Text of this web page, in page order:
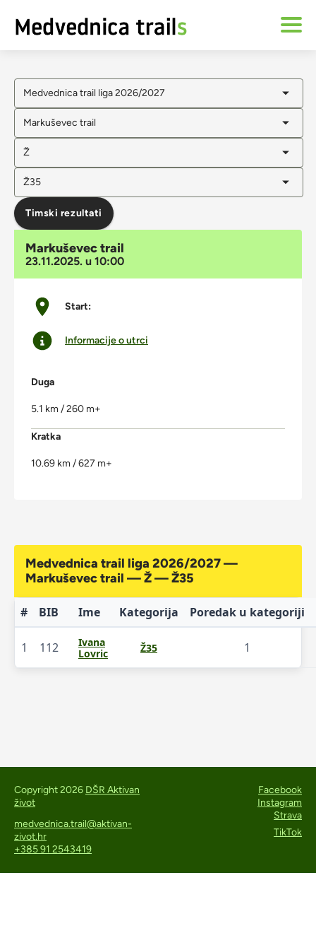
Medvednica trail liga 2026/2027
Markuševec trail
Ž
Ž35
Timski rezultati
Markuševec trail
23.11.2025. u 10:00
Start:
Informacije o utrci
Duga
5.1 km / 260 m+
Kratka
10.69 km / 627 m+
Medvednica trail liga 2026/2027 —
Markuševec trail — Ž — Ž35
# BIB Ime Kategorija Poredak u kategoriji
1 112
Ivana
Lovric
Ž35 1
Copyright 2026 DŠR Aktivan
život
medvednica.trail@aktivan-
zivot.hr
+385 91 2543419
Facebook
Instagram
Strava
TikTok